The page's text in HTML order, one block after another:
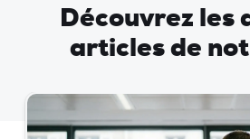
Découvrez les
articles de